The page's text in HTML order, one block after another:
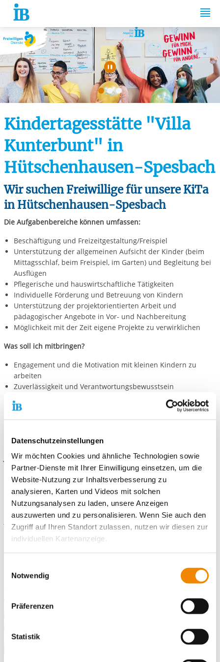
Datenschutzeinstellungen
Wir möchten Cookies und ähnliche Technologien sowie
Partner-Dienste mit Ihrer Einwilligung einsetzen, um die
Website-Nutzung zur Inhaltsverbesserung zu
analysieren, Karten und Videos mit solchen
Nutzungsanalysen zu laden, unsere Anzeigen
auszuwerten und zu personalisieren. Wenn Sie auch den
Zugriff auf Ihren Standort zulassen, nutzen wir diesen zur
individuellen Kartenanzeige.
unsere Partner Daten wie Ihre IP-Adresse und
verarbeiten diese zusammen mit Daten von anderen
Websites. Die Partner erkennen mitunter auch, wenn Sie
zum Website-Besuch verschiedene Geräte verwenden,
kann die Datenübertragung in Drittländer (insb. die USA)
nicht ausgeschlossen werden. Dort ist kein der EU
Notwendig
Präferenzen
Statistik
Springe zum Inhalt
Automatische
Kindertagesstätte "Villa
Kunterbunt" in
Hütschenhausen-Spesbach
Wir suchen Freiwillige für unsere KiTa
in Hütschenhausen-Spesbach
Die Aufgabenbereiche können umfassen:
Beschäftigung und Freizeitgestaltung/Freispiel
Unterstützung der allgemeinen Aufsicht der Kinder (beim
Mittagsschlaf, beim Freispiel, im Garten) und Begleitung bei
Ausflügen
Pflegerische und hauswirtschaftliche Tätigkeiten
Individuelle Förderung und Betreuung von Kindern
Unterstützung der projektorientierten Arbeit und
pädagogischer Angebote in Vor- und Nachbereitung
Möglichkeit mit der Zeit eigene Projekte zu verwirklichen
Was soll ich mitbringen?
Engagement und die Motivation mit kleinen Kindern zu
arbeiten
Zuverlässigkeit und Verantwortungsbewusstsein
kommunikative Fähigkeiten
Teamfähigkeit
Interesse?
Jetzt online bewerben!
Kontaktiere uns!
Eisenbahnstr. 41
Telefonnummer
0631 41 55 95-0